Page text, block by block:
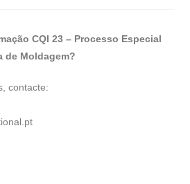
CQI 23 – Processo Especial
de Moldagem?
contacte: